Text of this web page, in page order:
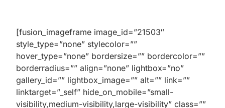
[fusion_imageframe image_id=”21503″
style_type=”none” stylecolor=””
hover_type=”none” bordersize=”” bordercolor=””
borderradius=”” align=”none” lightbox=”no”
gallery_id=”” lightbox_image=”” alt=”” link=””
linktarget=”_self” hide_on_mobile=”small-
visibility,medium-visibility,large-visibility” class=””